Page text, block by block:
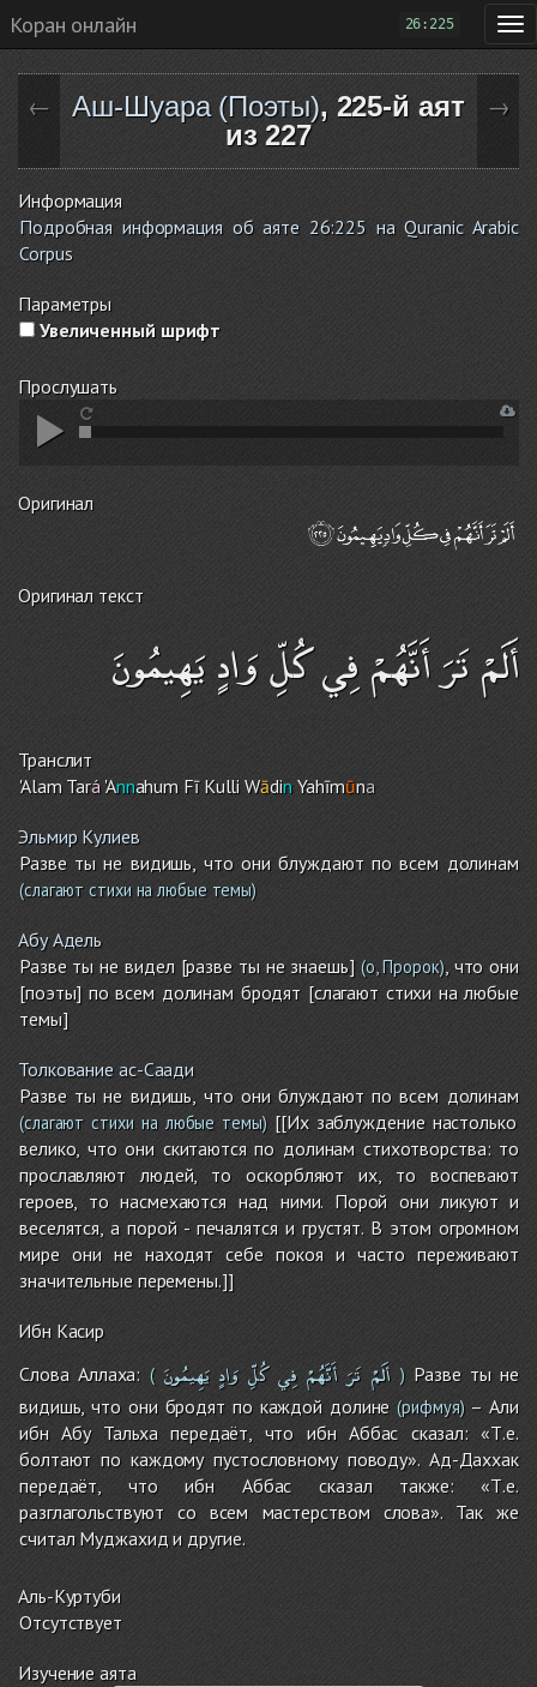
Коран онлайн 26:225
← Аш-Шуара (Поэты), 225-й аят
из 227
→
Информация
Подробная информация об аяте 26:225 на Quranic Arabic
Corpus
Параметры
Увеличенный шрифт
Прослушать
Оригинал
Оригинал текст
أَلَمْ تَرَ أَنَّهُمْ فِي كُلِّ وَادٍ يَهِيمُونَ
Транслит
'AlamTará 'Annahum Fī Kulli WādinYahīmūna
Эльмир Кулиев
Разве ты не видишь, что они блуждают по всем долинам
(слагают стихи на любые темы)
Абу Адель
Разве ты не видел [разве ты не знаешь](о, Пророк), что они
[поэты] по всем долинам бродят [слагают стихи на любые
темы]
Толкование ас-Саади
Разве ты не видишь, что они блуждают по всем долинам
(слагают стихи на любые темы)[[Их заблуждение настолько
велико, что они скитаются по долинам стихотворства: то
прославляют людей, то оскорбляют их, то воспевают
героев, то насмехаются над ними. Порой они ликуют и
веселятся, а порой - печалятся и грустят. В этом огромном
мире они не находят себе покоя и часто переживают
значительные перемены.]]
Ибн Касир
Слова Аллаха: ( أَلَمْ تَرَ أَنَّهُمْ فِي كُلِّ وَادٍ يَهِيمُونَ )Разве ты не
видишь, что они бродят по каждой долине (рифмуя)– Али
ибн Абу Тальха передаёт, что ибн Аббас сказал: «Т.е.
болтают по каждому пустословному поводу». Ад-Даххак
передаёт, что ибн Аббас сказал также: «Т.е.
разглагольствуют со всем мастерством слова». Так же
считал Муджахид и другие.
Аль-Куртуби
Отсутствует
Изучение аята